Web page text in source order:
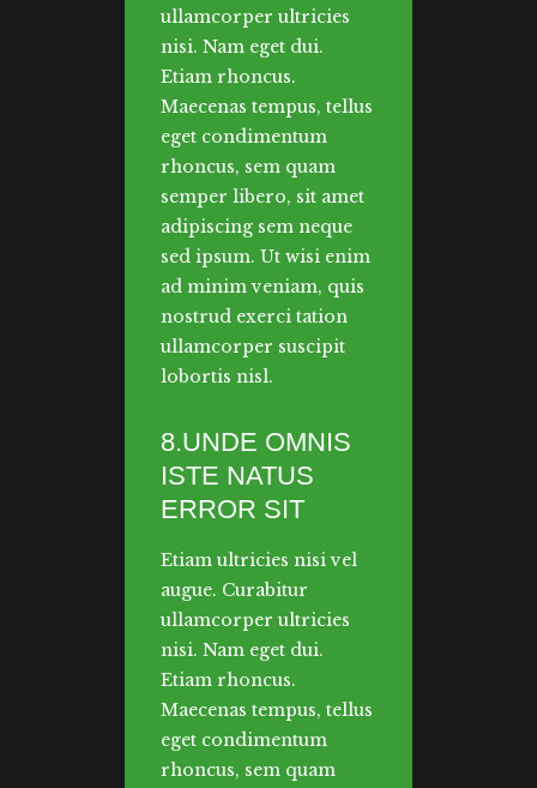
ullamcorper ultricies
nisi. Nam eget dui.
Etiam rhoncus.
Maecenas tempus, tellus
eget condimentum
rhoncus, sem quam
semper libero, sit amet
adipiscing sem neque
sed ipsum. Ut wisi enim
ad minim veniam, quis
nostrud exerci tation
ullamcorper suscipit
lobortis nisl.
8.UNDE OMNIS
ISTE NATUS
ERROR SIT
Etiam ultricies nisi vel
augue. Curabitur
ullamcorper ultricies
nisi. Nam eget dui.
Etiam rhoncus.
Maecenas tempus, tellus
eget condimentum
rhoncus, sem quam